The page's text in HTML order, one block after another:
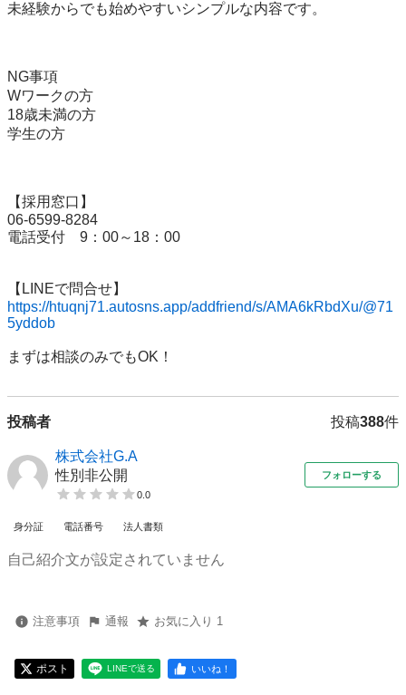
未経験からでも始めやすいシンプルな内容です。
NG事項
Wワークの方
18歳未満の方
学生の方
【採用窓口】
06-6599-8284
電話受付　9：00～18：00
https://htuqnj71.autosns.app/addfriend/s/AMA6kRbdXu/@71
5yddob
まずは相談のみでもOK！
投稿者 投稿388件
株式会社G.A
性別非公開
0.0
フォローする
身分証 電話番号 法人書類
自己紹介文が設定されていません
注意事項 通報 お気に入り 1
ポスト LINEで送る いいね！